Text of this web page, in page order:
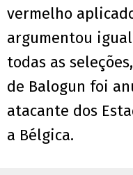
vermelho
argumentou
todas as
de Balogun foi
atacante dos
a Bélgica.